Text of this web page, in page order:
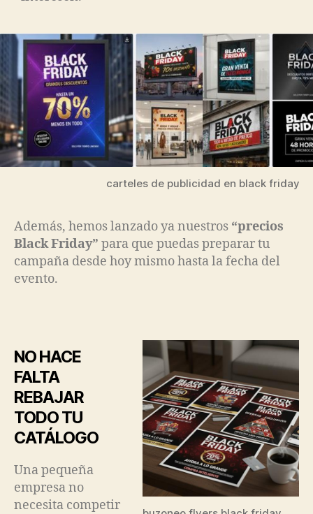
carteles de publicidad en black friday
Además, hemos lanzado ya nuestros “precios
Black Friday” para que puedas preparar tu
campaña desde hoy mismo hasta la fecha del
evento.
NO HACE
FALTA
REBAJAR
TODO TU
CATÁLOGO
Una pequeña
empresa no
necesita competir